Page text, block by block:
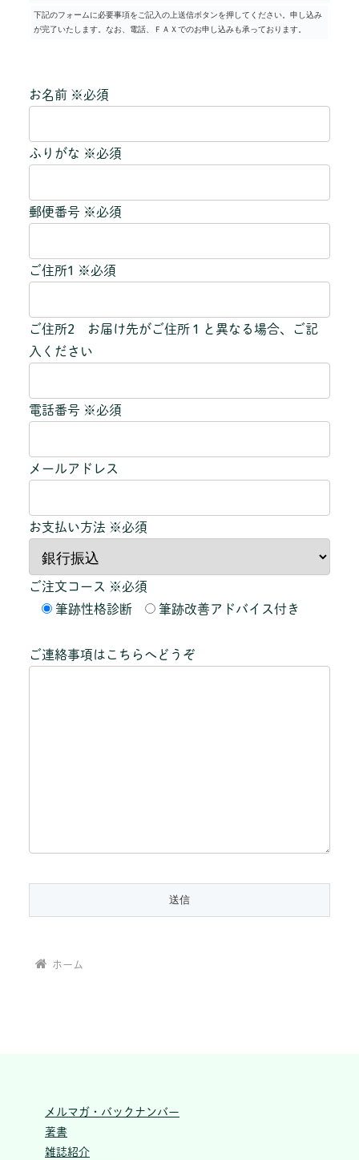
下記のフォームに必要事項をご記入の上送信ボタンを押してください。申し込み
が完了いたします。なお、電話、ＦＡＸでのお申し込みも承っております。
お名前 ※必須
ふりがな ※必須
郵便番号 ※必須
ご住所1 ※必須
ご住所2 お届け先がご住所１と異なる場合、ご記
入ください
電話番号 ※必須
メールアドレス
お支払い方法 ※必須
ご注文コース ※必須
筆跡性格診断
筆跡改善アドバイス付き
ご連絡事項はこちらへどうぞ
ホーム
メルマガ・バックナンバー
著書
雑誌紹介